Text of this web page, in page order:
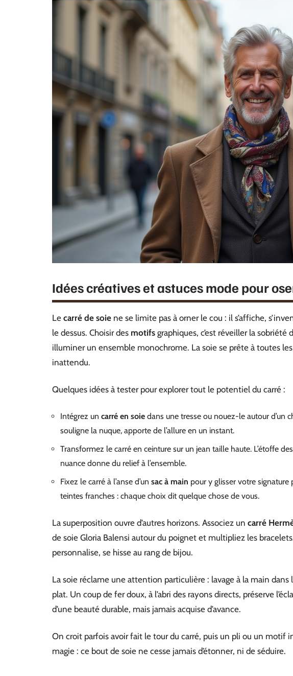
Idées créatives et astuces mode pour
Le carré de soie ne se limite pas à orner le cou : il s’affiche,
le dessus. Choisir des motifs graphiques, c’est réveiller la sobriété
illuminer un ensemble monochrome. La soie se prête à toutes
inattendu.
Quelques idées à tester pour explorer tout le potentiel du carré :
Intégrez un carré en soie dans une tresse ou nouez-le autour d’un
souligne la nuque, apporte de l’allure en un instant.
Transformez le carré en ceinture sur un jean taille haute. L’étoffe
nuance donne du relief à l’ensemble.
Fixez le carré à l’anse d’un sac à main pour y glisser votre
teintes franches : chaque choix dit quelque chose de vous.
La superposition ouvre d’autres horizons. Associez un carré
de soie Gloria Balensi autour du poignet et multipliez les
personnalise, se hisse au rang de bijou.
La soie réclame une attention particulière : lavage à la main dans
plat. Un coup de fer doux, à l’abri des rayons directs, préserve
d’une beauté durable, mais jamais acquise d’avance.
On croit parfois avoir fait le tour du carré, puis un pli ou un motif
magie : ce bout de soie ne cesse jamais d’étonner, ni de séduire.